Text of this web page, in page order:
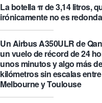
La botella π de 3,14 litros,
irónicamente no es redonda
Un Airbus A350ULR de
un vuelo de récord de 24
unos minutos y algo más
kilómetros sin escalas entre
Melbourne y Toulouse